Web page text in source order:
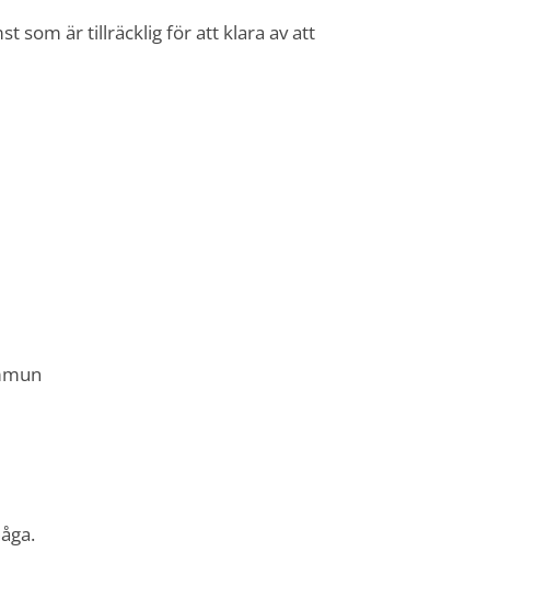
som är tillräcklig för att klara av att